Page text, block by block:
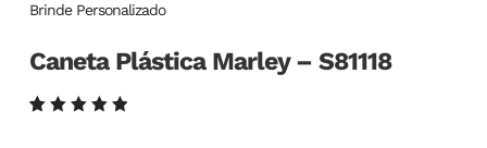
Brinde Personalizado
Caneta Plástica Marley – S81118